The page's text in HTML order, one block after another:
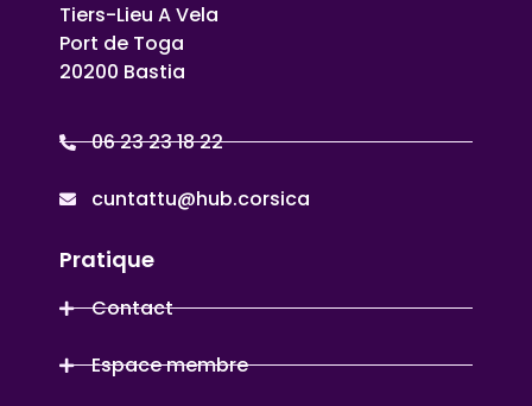
Tiers-Lieu A Vela
Port de Toga
20200 Bastia
06 23 23 18 22
cuntattu@hub.corsica
Pratique
Contact
Espace membre